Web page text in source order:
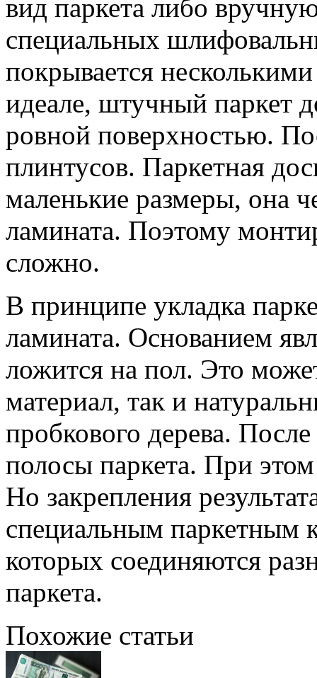
вид паркета либо
специальных
покрывается
идеале, штучный паркет
ровной поверхностью.
плинтусов. Паркетная
маленькие размеры, она
ламината. Поэтому
сложно.
В принципе укладка
ламината. Основанием
ложится на пол. Это
материал, так и
пробкового дерева.
полосы паркета. При
Но закрепления
специальным паркетным
которых соединяются
паркета.
Похожие статьи